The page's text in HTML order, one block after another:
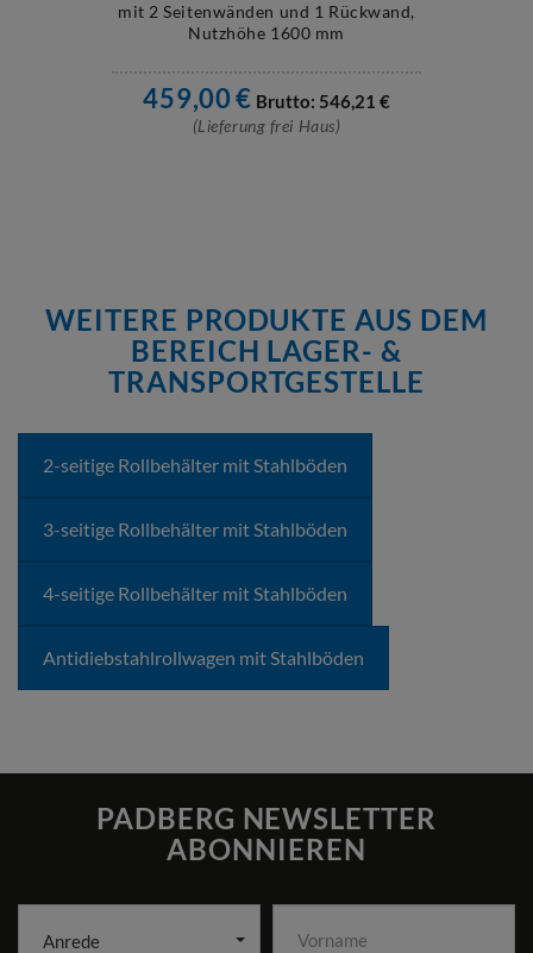
mit 2 Seitenwänden und 1 Rückwand,
Nutzhöhe 1600 mm
459,00€ Brutto: 546,21 €
(Lieferung frei Haus)
WEITERE PRODUKTE AUS DEM
BEREICH LAGER- &
TRANSPORTGESTELLE
2-seitige Rollbehälter mit Stahlböden
3-seitige Rollbehälter mit Stahlböden
4-seitige Rollbehälter mit Stahlböden
Antidiebstahlrollwagen mit Stahlböden
PADBERG NEWSLETTER
ABONNIEREN
Anrede